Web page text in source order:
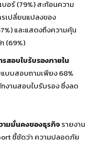
อร์ (79%) สะท้อนความ
รเปลี่ยนแปลงของ
และแสดงถึงความคุ้น
(69%)
สอบใบรับรองภายใน
บบสอบถามเพียง 68%
งานสอบใบรับรอง ซึ่งลด
มมั่นคงของธุรกิจรายงาน
ชี้ชัดว่า ความปลอดภัย